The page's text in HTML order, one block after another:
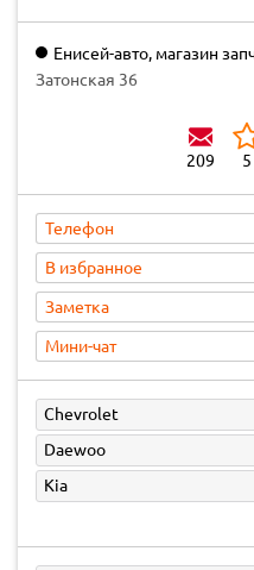
Енисей-авто, магазин
автомобилей
Затонская 36
209 5
Телефон
В избранное
Заметка
Мини-чат
Chevrolet
Daewoo
Kia